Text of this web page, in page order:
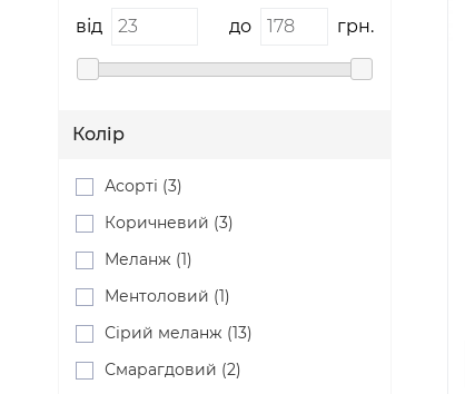
від до грн.
Колір
Асорті (3)
Коричневий (3)
Меланж (1)
Ментоловий (1)
Сірий меланж (13)
Смарагдовий (2)